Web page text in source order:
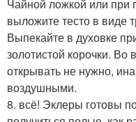
Чайной ложкой или при
выложите тесто в виде
Выпекайте в духовке
золотистой корочки. Во
открывать не нужно,
воздушными.
8. всё! Эклеры готовы